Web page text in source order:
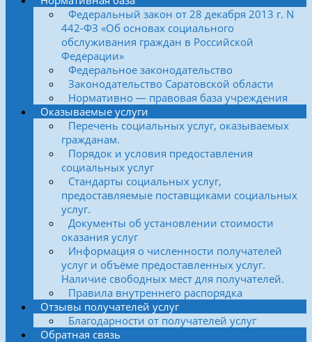
Федеральный закон от 28 декабря 2013 г. N
442-ФЗ «Об основах социального
обслуживания граждан в Российской
Федерации»
Федеральное законодательство
Законодательство Саратовской области
Нормативно — правовая база учреждения
Оказываемые услуги
Перечень социальных услуг, оказываемых
гражданам.
Порядок и условия предоставления
социальных услуг
Стандарты социальных услуг,
предоставляемые поставщиками социальных
услуг.
Документы об установлении стоимости
оказания услуг
Информация о численности получателей
услуг и объёме предоставленных услуг.
Наличие свободных мест для получателей.
Правила внутреннего распорядка
Отзывы получателей услуг
Благодарности от получателей услуг
Обратная связь